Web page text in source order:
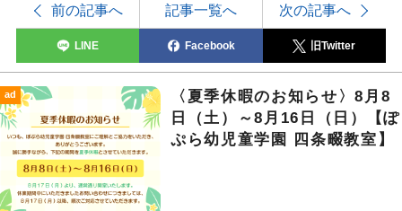
前の記事へ 記事一覧へ 次の記事へ
LINE Facebook 旧Twitter
ad
〈夏季休暇のお知らせ〉8月8
日（土）～8月16日（日）【ぽ
ぷら幼児童学園 四条畷教室】